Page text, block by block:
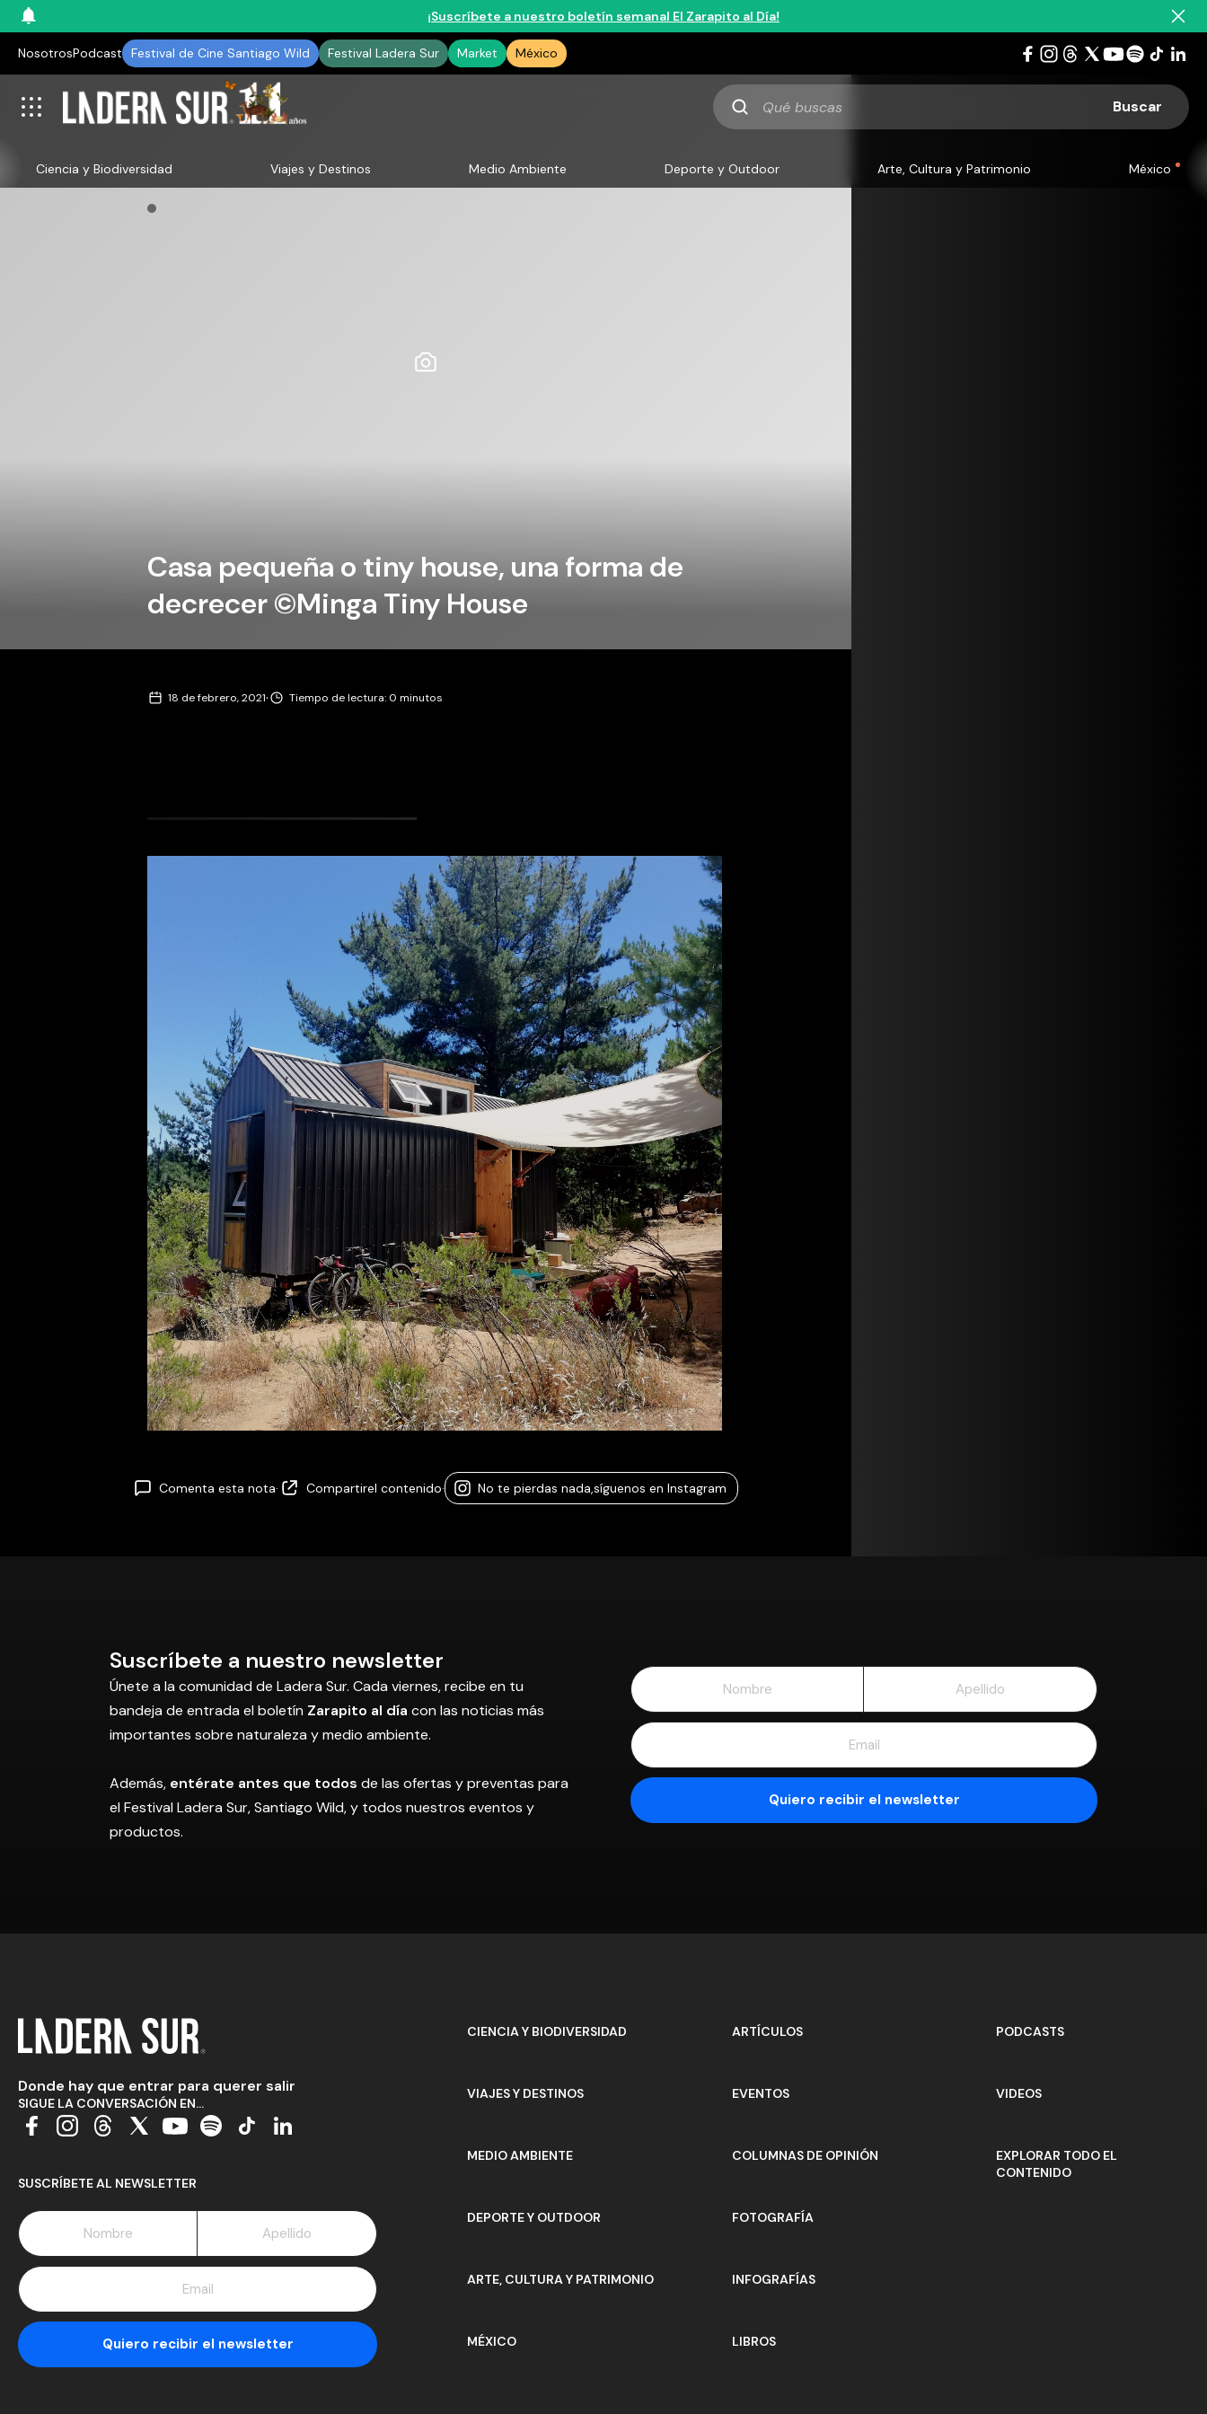
¡Suscríbete a nuestro boletín semanal El Zarapito al Día!
NosotrosPodcast Festival de Cine Santiago Wild Festival Ladera Sur Market México
Qué
buscas
Ciencia y Biodiversidad Viajes y Destinos Medio Ambiente Deporte y Outdoor Arte, Cultura y Patrimonio México
Casa pequeña o tiny house, una forma de
decrecer ©Minga Tiny House
18 de febrero, 2021· Tiempo de lectura: 0 minutos
Comenta esta nota· Compartirel contenido· No te pierdas nada, síguenos en Instagram
Suscríbete a nuestro newsletter
Únete a la comunidad de Ladera Sur. Cada viernes, recibe en tu
bandeja de entrada el boletín Zarapito al día con las noticias más
importantes sobre naturaleza y medio ambiente.
Además, entérate antes que todos de las ofertas y preventas para
el Festival Ladera Sur, Santiago Wild, y todos nuestros eventos y
productos.
Donde hay que entrar para querer salir
SIGUE LA CONVERSACIÓN EN...
SUSCRÍBETE AL NEWSLETTER
CIENCIA Y BIODIVERSIDAD
VIAJES Y DESTINOS
MEDIO AMBIENTE
DEPORTE Y OUTDOOR
ARTE, CULTURA Y PATRIMONIO
MÉXICO
ARTÍCULOS
EVENTOS
COLUMNAS DE OPINIÓN
FOTOGRAFÍA
INFOGRAFÍAS
LIBROS
PODCASTS
VIDEOS
EXPLORAR TODO EL
CONTENIDO